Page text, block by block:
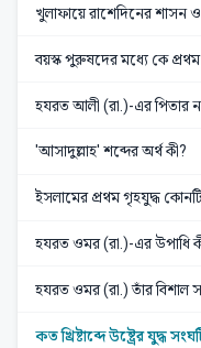
খুলাফায়ে রাশেদিনের শাসন
বয়স্ক পুরুষদের মধ্যে কে
হযরত আলী (রা.)-এর পিতার
'আসাদুল্লাহ' শব্দের অর্থ কী?
ইসলামের প্রথম গৃহযুদ্ধ
হযরত ওমর (রা.)-এর উপাধি
হযরত ওমর (রা.) তাঁর বিশাল
কত খ্রিষ্টাব্দে উষ্ট্রের যুদ্ধ